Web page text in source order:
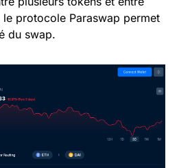
protocole Paraswap permet
du swap.